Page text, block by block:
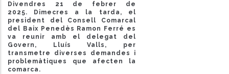
Divendres 21 de febrer de
2025. Dimecres a la tarda, el
president del Consell Comarcal
del Baix Penedès Ramon Ferré es
va reunir amb el delegat del
Govern, Lluís Valls, per
transmetre diverses demandes i
problemàtiques que afecten la
comarca.